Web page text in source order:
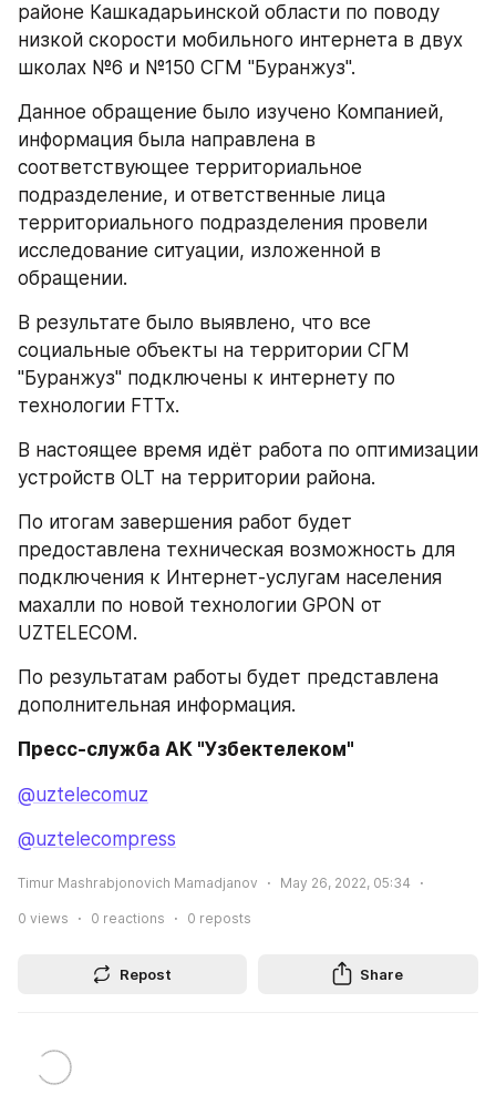
районе Кашкадарьинской области по поводу
низкой скорости мобильного интернета в двух
школах №6 и №150 СГМ "Буранжуз".
Данное обращение было изучено Компанией,
информация была направлена в
соответствующее территориальное
подразделение, и ответственные лица
территориального подразделения провели
исследование ситуации, изложенной в
обращении.
В результате было выявлено, что все
социальные объекты на территории СГМ
"Буранжуз" подключены к интернету по
технологии FTTx.
В настоящее время идёт работа по оптимизации
устройств OLT на территории района.
По итогам завершения работ будет
предоставлена техническая возможность для
подключения к Интернет-услугам населения
махалли по новой технологии GPON от
UZTELECOM.
По результатам работы будет представлена
дополнительная информация.
Пресс-служба АК "Узбектелеком"
@uztelecomuz
@uztelecompress
Timur Mashrabjonovich Mamadjanov May 26, 2022, 05:34
0 views 0 reactions 0 reposts
Repost Share